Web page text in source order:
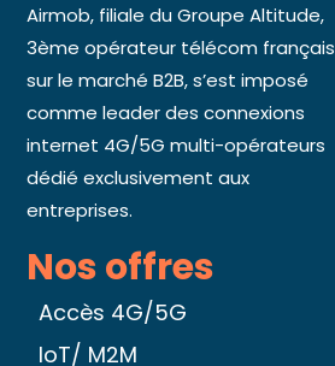
Airmob, filiale du Groupe Altitude,
3ème opérateur télécom français
sur le marché B2B, s’est imposé
comme leader des connexions
internet 4G/5G multi-opérateurs
dédié exclusivement aux
entreprises.
Nos offres
Accès 4G/5G
IoT/ M2M